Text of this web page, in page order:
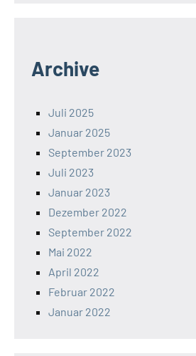
Archive
Juli 2025
Januar 2025
September 2023
Juli 2023
Januar 2023
Dezember 2022
September 2022
Mai 2022
April 2022
Februar 2022
Januar 2022